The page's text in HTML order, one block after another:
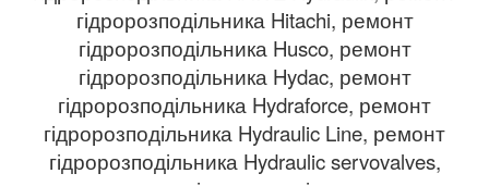
гідророзподільника Hitachi, ремонт
гідророзподільника Husco, ремонт
гідророзподільника Hydac, ремонт
гідророзподільника Hydraforce, ремонт
гідророзподільника Hydraulic Line, ремонт
гідророзподільника Hydraulic servovalves,